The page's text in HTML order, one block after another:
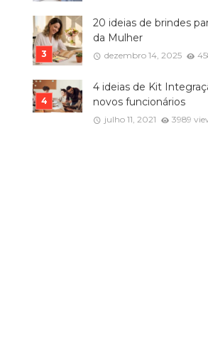
20 ideias de brindes
da Mulher
dezembro 14, 2025
4 ideias de Kit
novos funcionários
julho 11, 2021 3989